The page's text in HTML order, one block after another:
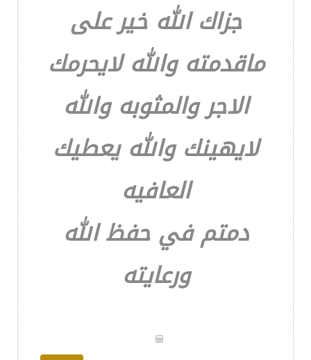
جزاك الله خير على
ماقدمته والله لايحرمك
الاجر والمثوبه والله
لايهينك والله يعطيك
العافيه
دمتم في حفظ الله
ورعايته